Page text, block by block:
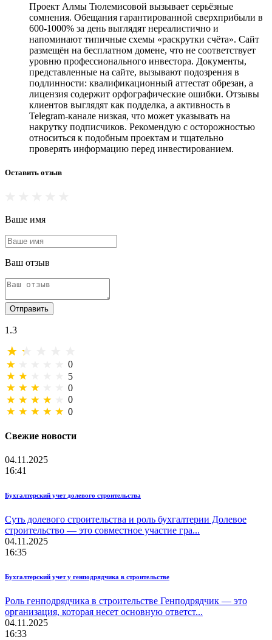
Проект Алмы Тюлемисовой вызывает серьёзные
сомнения. Обещания гарантированной сверхприбыли в
600-1000% за день выглядят нереалистично и
напоминают типичные схемы «раскрутки счёта». Сайт
размещён на бесплатном домене, что не соответствует
уровню профессионального инвестора. Документы,
представленные на сайте, вызывают подозрения в
подлинности: квалификационный аттестат обрезан, а
лицензия содержит орфографические ошибки. Отзывы
клиентов выглядят как подделка, а активность в
Telegram-канале низкая, что может указывать на
накрутку подписчиков. Рекомендую с осторожностью
относиться к подобным проектам и тщательно
проверять информацию перед инвестированием.
Оставить отзыв
Ваше имя
Ваш отзыв
Отправить
1.3
0
5
0
0
0
Свежие новости
04.11.2025
16:41
Бухгалтерский учет долевого строительства
Суть долевого строительства и роль бухгалтерии Долевое
строительство — это совместное участие гра...
04.11.2025
16:35
Бухгалтерский учет у генподрядчика в строительстве
Роль генподрядчика в строительстве Генподрядчик — это
организация, которая несет основную ответст...
04.11.2025
16:33